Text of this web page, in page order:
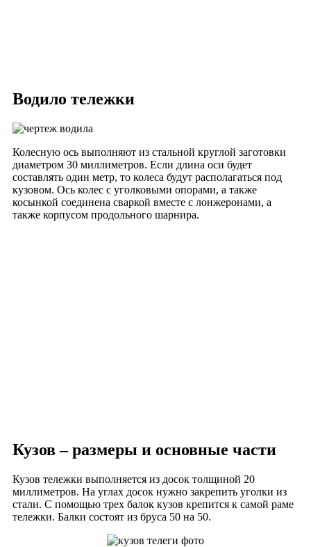
Водило тележки
Колесную ось выполняют из стальной круглой заготовки
диаметром 30 миллиметров. Если длина оси будет
составлять один метр, то колеса будут располагаться под
кузовом. Ось колес с уголковыми опорами, а также
косынкой соединена сваркой вместе с лонжеронами, а
также корпусом продольного шарнира.
Кузов – размеры и основные части
Кузов тележки выполняется из досок толщиной 20
миллиметров. На углах досок нужно закрепить уголки из
стали. С помощью трех балок кузов крепится к самой раме
тележки. Балки состоят из бруса 50 на 50.